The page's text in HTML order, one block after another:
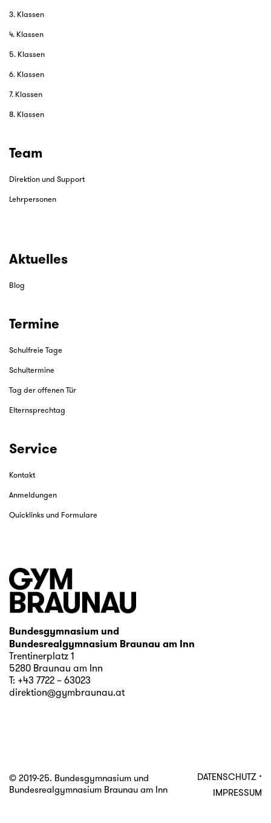
3. Klassen
4. Klassen
5. Klassen
6. Klassen
7. Klassen
8. Klassen
Team
Direktion und Support
Lehrpersonen
Aktuelles
Blog
Termine
Schulfreie Tage
Schultermine
Tag der offenen Tür
Elternsprechtag
Service
Kontakt
Anmeldungen
Quicklinks und Formulare
Bundesgymnasium und
Bundesrealgymnasium Braunau am Inn
Trentinerplatz 1
5280 Braunau am Inn
T: +43 7722 – 63023
direktion@gymbraunau.at
DATENSCHUTZ·
IMPRESSUM
© 2019-25. Bundesgymnasium und
Bundesrealgymnasium Braunau am Inn